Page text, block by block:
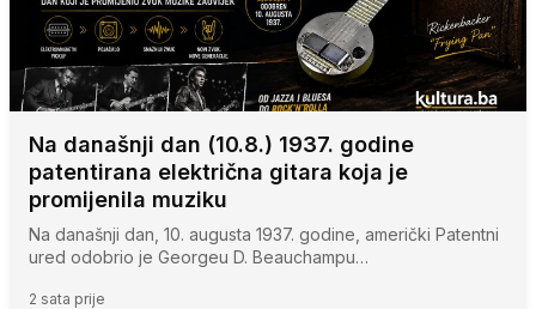
Na današnji dan (10.8.) 1937. godine
patentirana električna gitara koja je
promijenila muziku
Na današnji dan, 10. augusta 1937. godine, američki Patentni
ured odobrio je Georgeu D. Beauchampu…
2 sata prije